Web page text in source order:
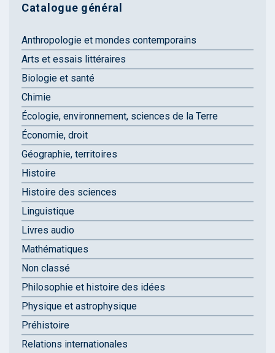
Catalogue général
Anthropologie et mondes contemporains
Arts et essais littéraires
Biologie et santé
Chimie
Écologie, environnement, sciences de la Terre
Économie, droit
Géographie, territoires
Histoire
Histoire des sciences
Linguistique
Livres audio
Mathématiques
Non classé
Philosophie et histoire des idées
Physique et astrophysique
Préhistoire
Relations internationales